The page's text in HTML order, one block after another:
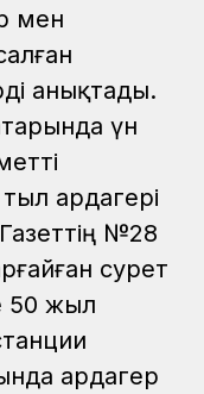
мен
анықтады.
үн
ардагері
№28
сурет
50 жыл
ардагер